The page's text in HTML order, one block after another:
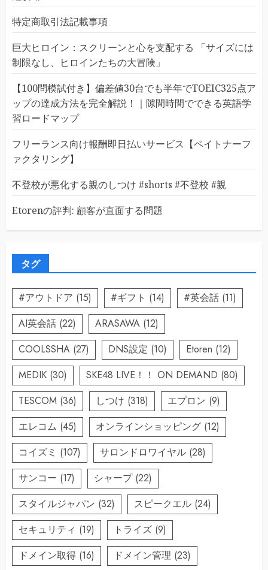
特定商取引法記載事項
巨大ヒロイン：スクリーンと心を支配する 「サイズには
制限なし、ヒロインたちの大冒険」
【100問模試付き】偏差値30台でも半年でTOEIC325点ア
ップの達成方法を完全解説！｜隙間時間でできる英語学
習ロードマップ
フリーランス向け報酬即日払いサービス【ペイトナーフ
ァクタリング】
不登校が悪化する親のしつけ #shorts #不登校 #親
Etorenの評判: 顧客が直面する問題
タグ
#アウトドア (15) #ギフト (14) #英会話 (11)
AI英会話 (22) ARASAWA (12)
COOLSSHA (27) DNS設定 (10) Etoren (12)
MEDIK (30) SKE48 LIVE！！ ON DEMAND (80)
TESCOM (36) しつけ (318) エプロン (9)
エレコム (45) オンラインショッピング (12)
コイズミ (107) サロンドロワイヤル (28)
サンコー (17) シャープ(22)
スタイルジャパン (32) スピークエル (24)
セキュリティ (19) トライズ (9)
ドメイン取得 (16) ドメイン管理 (23)